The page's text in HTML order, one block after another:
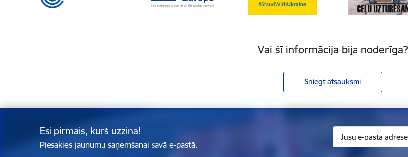
Vai šī informācija bija noderīga?
Sniegt atsauksmi
Esi pirmais, kurš uzzina!
Piesakies jaunumu saņemšanai savā e-pastā.